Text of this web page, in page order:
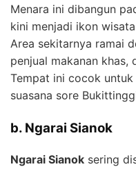
Menara ini dibangun
kini menjadi ikon
Area sekitarnya ramai
penjual makanan
Tempat ini cocok
suasana sore
b. Ngarai Sianok
Ngarai Sianok sering